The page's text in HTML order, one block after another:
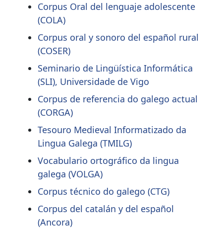
Corpus Oral del lenguaje adolescente
(COLA)
Corpus oral y sonoro del español rural
(COSER)
Seminario de Lingüística Informática
(SLI), Universidade de Vigo
Corpus de referencia do galego actual
(CORGA)
Tesouro Medieval Informatizado da
Lingua Galega (TMILG)
Vocabulario ortográfico da lingua
galega (VOLGA)
Corpus técnico do galego (CTG)
Corpus del catalán y del español
(Ancora)